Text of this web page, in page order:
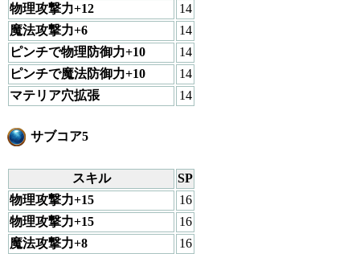
物理攻撃力+12
14
魔法攻撃力+6
14
ピンチで物理防御力+10
14
ピンチで魔法防御力+10
14
マテリア穴拡張
14
サブコア5
スキル
SP
物理攻撃力+15
16
物理攻撃力+15
16
魔法攻撃力+8
16